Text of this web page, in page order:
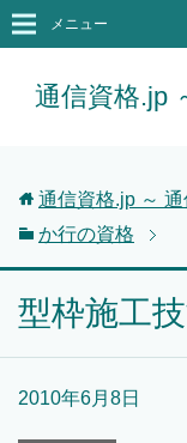
通信資格.jp
メニュー
通信資格.jp ～
か行の資格
型枠施工
2010年6月8日